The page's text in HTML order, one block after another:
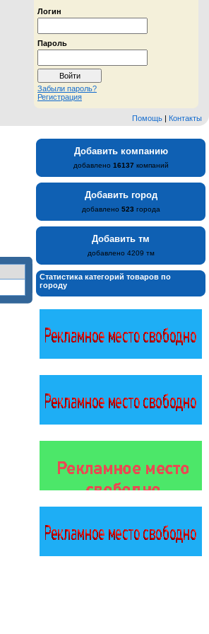
Логин
Пароль
Забыли пароль?
Регистрация
Помощь | Контакты
Добавить компанию
добавлено 16137 компаний
Добавить город
добавлено 523 города
Добавить тм
добавлено 4209 тм
Статистика категорий товаров по
городу